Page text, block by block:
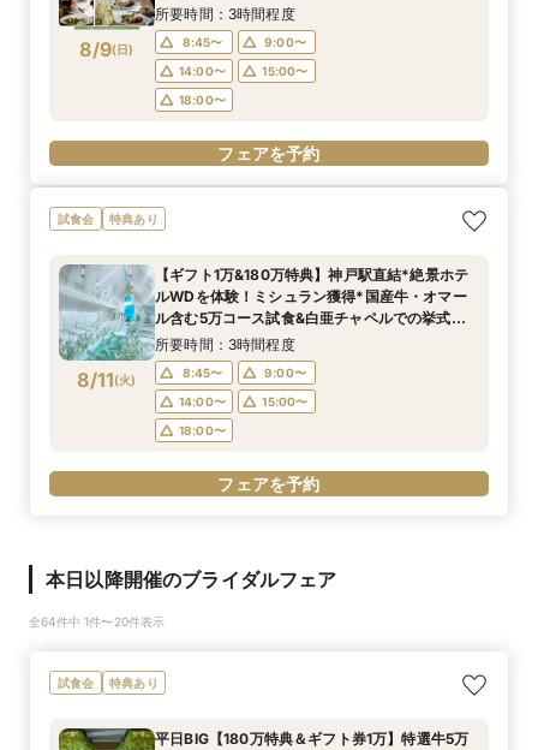
8/9(日)
所要時間：3時間程度
8:45〜
9:00〜
14:00〜
15:00〜
18:00〜
フェアを予約
試食会 特典あり
8/11(火)
【ギフト1万&180万特典】神戸駅直結*絶景ホテ
ルWDを体験！ミシュラン獲得*国産牛・オマー
ル含む5万コース試食&白亜チャペルでの挙式体
験
所要時間：3時間程度
8:45〜
9:00〜
14:00〜
15:00〜
18:00〜
フェアを予約
本日以降開催のブライダルフェア
全64件中 1件〜20件表示
試食会 特典あり
平日BIG【180万特典＆ギフト券1万】特選牛5万